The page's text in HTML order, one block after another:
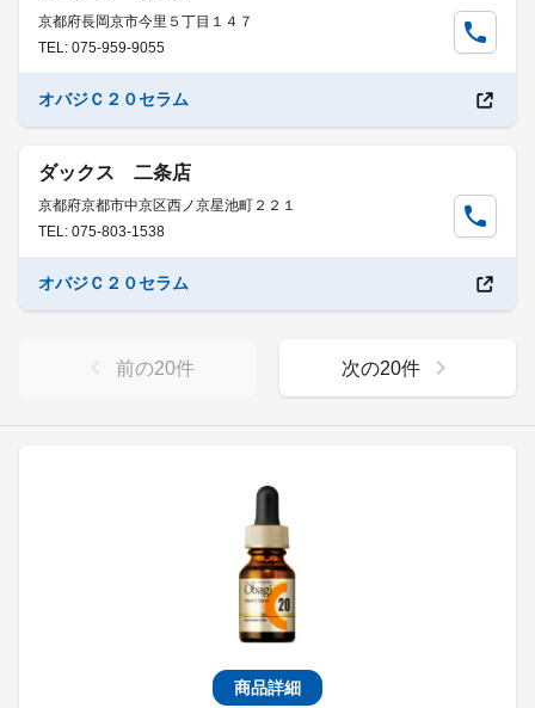
商品詳細
京都府長岡京市今里５丁目１４７
TEL: 075-959-9055
オバジＣ２０セラム
ダックス 二条店
京都府京都市中京区西ノ京星池町２２１
TEL: 075-803-1538
オバジＣ２０セラム
前の20件 次の20件